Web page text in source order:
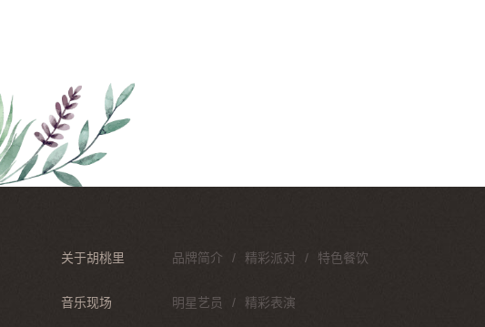
关于胡桃里 品牌简介 精彩派对 特色餐饮
音乐现场 明星艺员 精彩表演